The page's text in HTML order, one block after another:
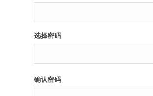
纪录片2 青年人不同活法
选择密码
确认密码